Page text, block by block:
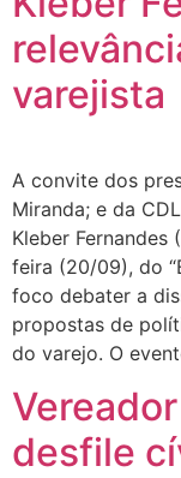
varejista
A convite dos
Miranda; e da
Kleber
feira (20/09), do
foco debater a
propostas de
do varejo. O
desfile